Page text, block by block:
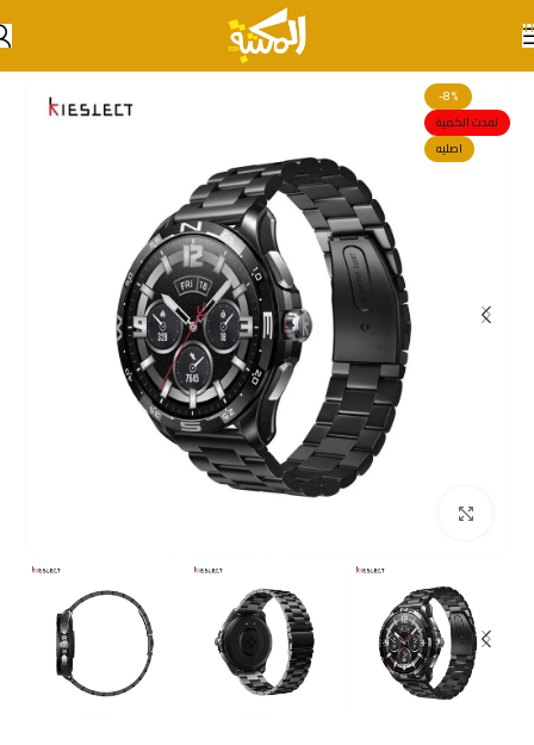
Skip to navigation
Skip to main content
-8%
نفذت الكمية
اصليه